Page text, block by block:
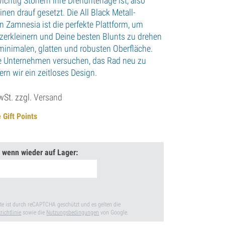
drauf gesetzt. Die All Black Metall-
Zamnesia ist die perfekte Plattform, um
und Deine besten Blunts zu drehen
glatten und robusten Oberfläche.
Unternehmen versuchen, das Rad neu zu
wir ein zeitloses Design.
zzgl.Versand
Gift Points
wieder auf Lager:
ist durch reCAPTCHA geschützt und es gelten die
sowie die Nutzungsbedingungen von Google.